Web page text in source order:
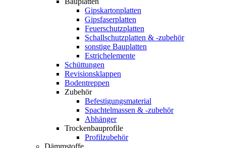
Gipskartonplatten
Gipsfaserplatten
Feuerschutzplatten
Schallschutzplatten & -zubehör
sonstige Bauplatten
Estrichelemente
Schüttungen
Revisionsklappen
Bodentreppen
Zubehör
Befestigungsmaterial
Spachtelmassen & -zubehör
Abhänger
Trockenbauprofile
Profilzubehör